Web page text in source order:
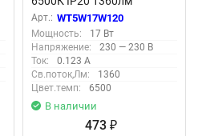
соединяемый в линию
Арт.: WT5W17W120
Мощность:
17 Вт
Напряжение:
230 — 230 В
Ток:
0.123 А
Св.поток,Лм:
1360
Цвет.темп:
6500
В наличии
473 ₽